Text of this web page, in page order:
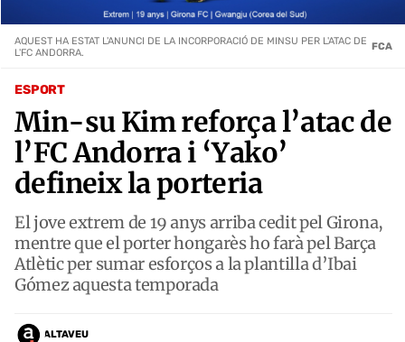
ESPORT
Min-su Kim reforça l’atac de
l’FC Andorra i ‘Yako’
defineix la porteria
El jove extrem de 19 anys arriba cedit pel Girona,
mentre que el porter hongarès ho farà pel Barça
Atlètic per sumar esforços a la plantilla d’Ibai
Gómez aquesta temporada
ALTAVEU
AQUEST HA ESTAT L'ANUNCI DE LA INCORPORACIÓ DE MINSU PER L'ATAC DE
L'FC ANDORRA.
FCA